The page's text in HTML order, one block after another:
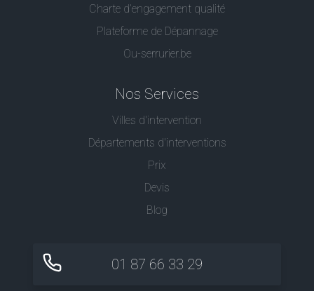
Charte d’engagement qualité
Plateforme de Dépannage
Ou-serrurier.be
Nos Services
Villes d'intervention
Départements d'interventions
Prix
Devis
Blog
01 87 66 33 29